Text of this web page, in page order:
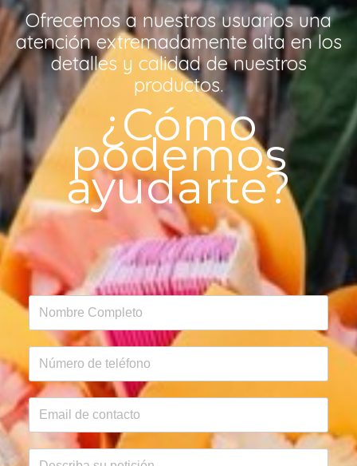
Ofrecemos a nuestros usuarios una
atención extremadamente alta en los
detalles y calidad de nuestros
productos.
¿Cómo
podemos
ayudarte?